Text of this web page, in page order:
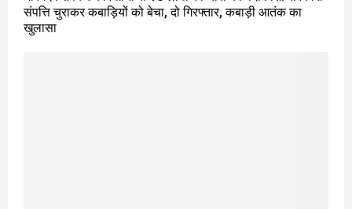
संपत्ति चुराकर कबाड़ियों को बेचा, दो गिरफ्तार, कबाड़ी आतंक का
खुलासा